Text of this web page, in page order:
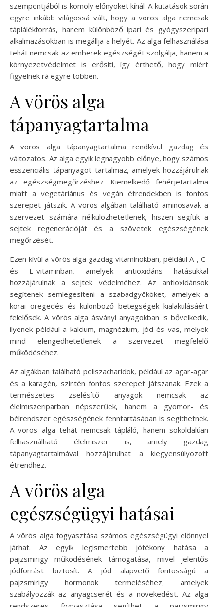
szempontjából is komoly előnyöket kínál. A kutatások során
egyre inkább világossá vált, hogy a vörös alga nemcsak
táplálékforrás, hanem különböző ipari és gyógyszeripari
alkalmazásokban is megállja a helyét. Az alga felhasználása
tehát nemcsak az emberek egészségét szolgálja, hanem a
környezetvédelmet is erősíti, így érthető, hogy miért
figyelnek rá egyre többen.
A vörös alga
tápanyagtartalma
A vörös alga tápanyagtartalma rendkívül gazdag és
változatos. Az alga egyik legnagyobb előnye, hogy számos
esszenciális tápanyagot tartalmaz, amelyek hozzájárulnak
az egészségmegőrzéshez. Kiemelkedő fehérjetartalma
miatt a vegetáriánus és vegán étrendekben is fontos
szerepet játszik. A vörös algában található aminosavak a
szervezet számára nélkülözhetetlenek, hiszen segítik a
sejtek regenerációját és a szövetek egészségének
megőrzését.
Ezen kívül a vörös alga gazdag vitaminokban, például A-, C-
és E-vitaminban, amelyek antioxidáns hatásukkal
hozzájárulnak a sejtek védelméhez. Az antioxidánsok
segítenek semlegesíteni a szabadgyököket, amelyek a
korai öregedés és különböző betegségek kialakulásáért
felelősek. A vörös alga ásványi anyagokban is bővelkedik,
ilyenek például a kalcium, magnézium, jód és vas, melyek
mind elengedhetetlenek a szervezet megfelelő
működéséhez.
Az algákban található poliszacharidok, például az agar-agar
és a karagén, szintén fontos szerepet játszanak. Ezek a
természetes zselésítő anyagok nemcsak az
élelmiszeriparban népszerűek, hanem a gyomor- és
bélrendszer egészségének fenntartásában is segíthetnek.
A vörös alga tehát nemcsak tápláló, hanem sokoldalúan
felhasználható élelmiszer is, amely gazdag
tápanyagtartalmával hozzájárulhat a kiegyensúlyozott
étrendhez.
A vörös alga
egészségügyi hatásai
A vörös alga fogyasztása számos egészségügyi előnnyel
járhat. Az egyik legismertebb jótékony hatása a
pajzsmirigy működésének támogatása, mivel jelentős
jódforrást biztosít. A jód alapvető fontosságú a
pajzsmirigy hormonok termeléséhez, amelyek
szabályozzák az anyagcserét és a növekedést. Az alga